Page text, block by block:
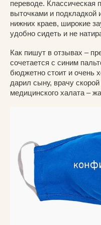
переводе. Классическая
выточками и подкладкой
нижних краев, широкие
удобно сидеть и не
Как пишут в отзывах –
сочетается с синим
бюджетно стоит и очень
дарил сыну, врачу
медицинского халата –